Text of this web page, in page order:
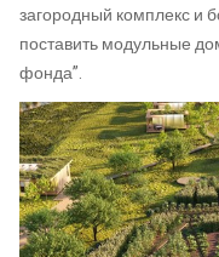
загородный комплекс и
поставить модульные
фонда”.